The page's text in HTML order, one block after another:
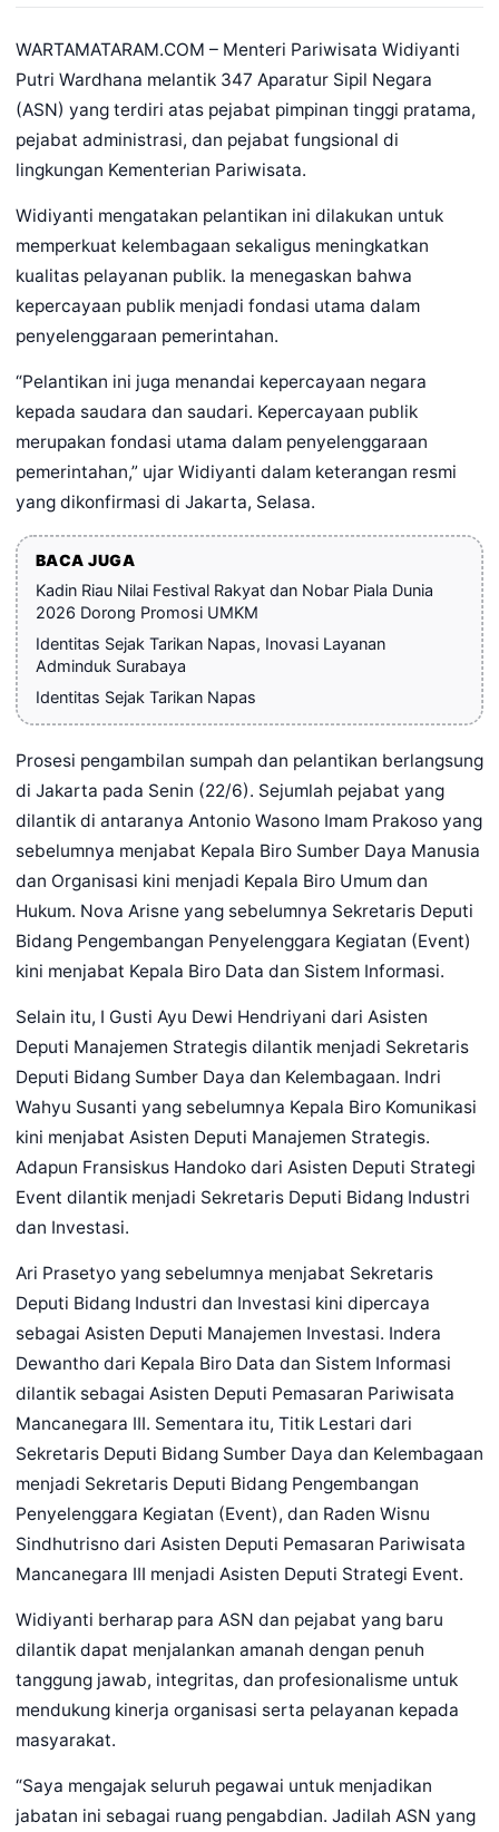
WARTAMATARAM.COM – Menteri Pariwisata Widiyanti
Putri Wardhana melantik 347 Aparatur Sipil Negara
(ASN) yang terdiri atas pejabat pimpinan tinggi pratama,
pejabat administrasi, dan pejabat fungsional di
lingkungan Kementerian Pariwisata.
Widiyanti mengatakan pelantikan ini dilakukan untuk
memperkuat kelembagaan sekaligus meningkatkan
kualitas pelayanan publik. Ia menegaskan bahwa
kepercayaan publik menjadi fondasi utama dalam
penyelenggaraan pemerintahan.
“Pelantikan ini juga menandai kepercayaan negara
kepada saudara dan saudari. Kepercayaan publik
merupakan fondasi utama dalam penyelenggaraan
pemerintahan,” ujar Widiyanti dalam keterangan resmi
yang dikonfirmasi di Jakarta, Selasa.
BACA JUGA
Kadin Riau Nilai Festival Rakyat dan Nobar Piala Dunia
2026 Dorong Promosi UMKM
Identitas Sejak Tarikan Napas, Inovasi Layanan
Adminduk Surabaya
Identitas Sejak Tarikan Napas
Prosesi pengambilan sumpah dan pelantikan berlangsung
di Jakarta pada Senin (22/6). Sejumlah pejabat yang
dilantik di antaranya Antonio Wasono Imam Prakoso yang
sebelumnya menjabat Kepala Biro Sumber Daya Manusia
dan Organisasi kini menjadi Kepala Biro Umum dan
Hukum. Nova Arisne yang sebelumnya Sekretaris Deputi
Bidang Pengembangan Penyelenggara Kegiatan (Event)
kini menjabat Kepala Biro Data dan Sistem Informasi.
Selain itu, I Gusti Ayu Dewi Hendriyani dari Asisten
Deputi Manajemen Strategis dilantik menjadi Sekretaris
Deputi Bidang Sumber Daya dan Kelembagaan. Indri
Wahyu Susanti yang sebelumnya Kepala Biro Komunikasi
kini menjabat Asisten Deputi Manajemen Strategis.
Adapun Fransiskus Handoko dari Asisten Deputi Strategi
Event dilantik menjadi Sekretaris Deputi Bidang Industri
dan Investasi.
Ari Prasetyo yang sebelumnya menjabat Sekretaris
Deputi Bidang Industri dan Investasi kini dipercaya
sebagai Asisten Deputi Manajemen Investasi. Indera
Dewantho dari Kepala Biro Data dan Sistem Informasi
dilantik sebagai Asisten Deputi Pemasaran Pariwisata
Mancanegara III. Sementara itu, Titik Lestari dari
Sekretaris Deputi Bidang Sumber Daya dan Kelembagaan
menjadi Sekretaris Deputi Bidang Pengembangan
Penyelenggara Kegiatan (Event), dan Raden Wisnu
Sindhutrisno dari Asisten Deputi Pemasaran Pariwisata
Mancanegara III menjadi Asisten Deputi Strategi Event.
Widiyanti berharap para ASN dan pejabat yang baru
dilantik dapat menjalankan amanah dengan penuh
tanggung jawab, integritas, dan profesionalisme untuk
mendukung kinerja organisasi serta pelayanan kepada
masyarakat.
“Saya mengajak seluruh pegawai untuk menjadikan
jabatan ini sebagai ruang pengabdian. Jadilah ASN yang